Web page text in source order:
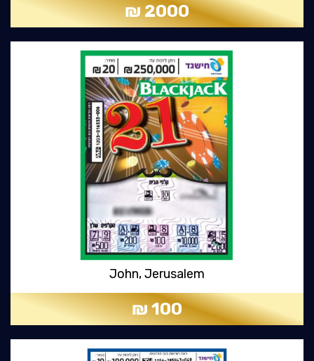
2000 ₪
John, Jerusalem
100 ₪